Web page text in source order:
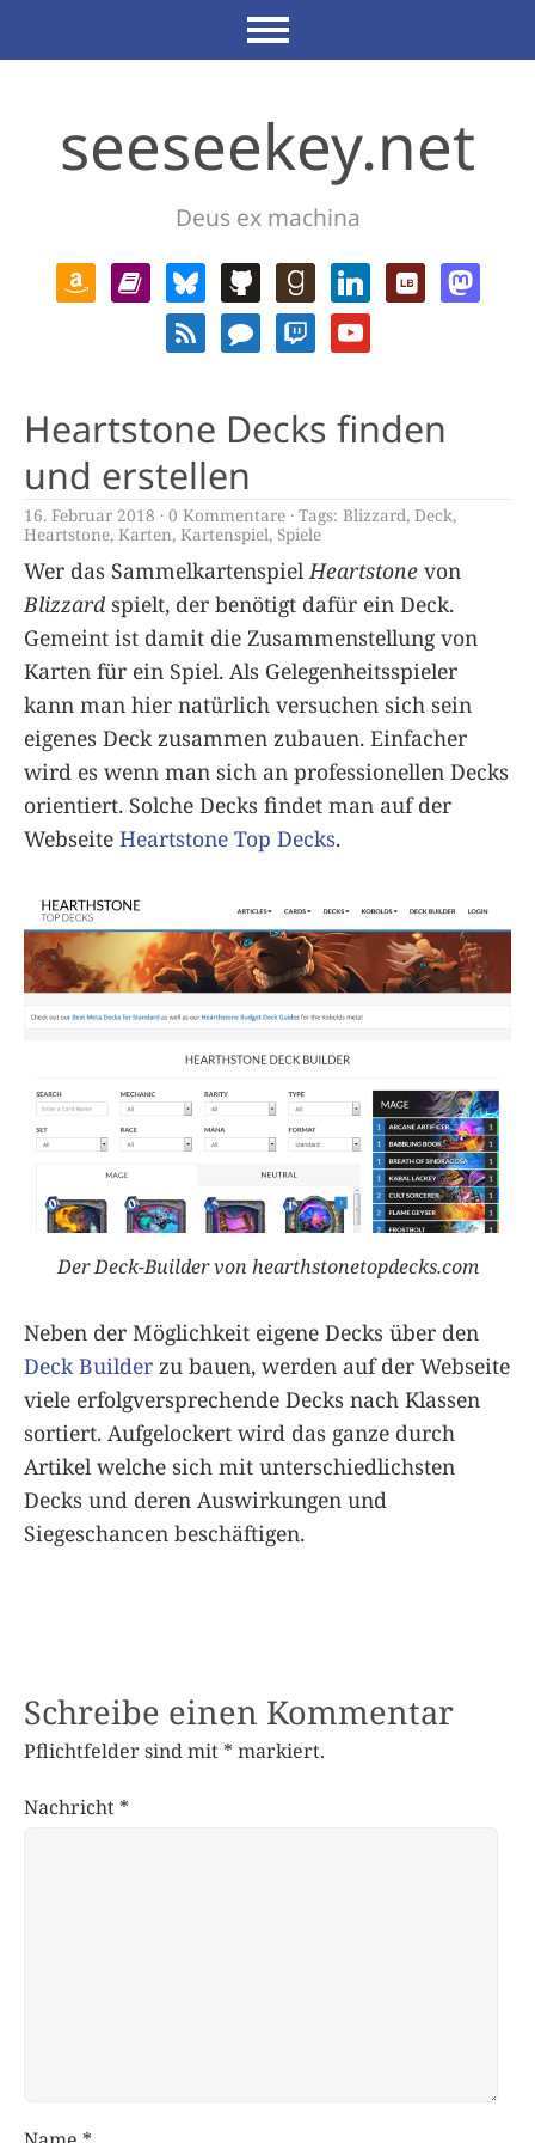
seeseekey.net
Deus ex machina
Heartstone Decks finden
und erstellen
16. Februar 2018 0 Kommentare Tags: Blizzard, Deck,
Heartstone, Karten, Kartenspiel, Spiele
Wer das Sammelkartenspiel Heartstone von
Blizzard spielt, der benötigt dafür ein Deck.
Gemeint ist damit die Zusammenstellung von
Karten für ein Spiel. Als Gelegenheitsspieler
kann man hier natürlich versuchen sich sein
eigenes Deck zusammen zubauen. Einfacher
wird es wenn man sich an professionellen Decks
orientiert. Solche Decks findet man auf der
Webseite Heartstone Top Decks.
Der Deck-Builder von hearthstonetopdecks.com
Neben der Möglichkeit eigene Decks über den
Deck Builder zu bauen, werden auf der Webseite
viele erfolgversprechende Decks nach Klassen
sortiert. Aufgelockert wird das ganze durch
Artikel welche sich mit unterschiedlichsten
Decks und deren Auswirkungen und
Siegeschancen beschäftigen.
Schreibe einen Kommentar
Pflichtfelder sind mit * markiert.
Nachricht *